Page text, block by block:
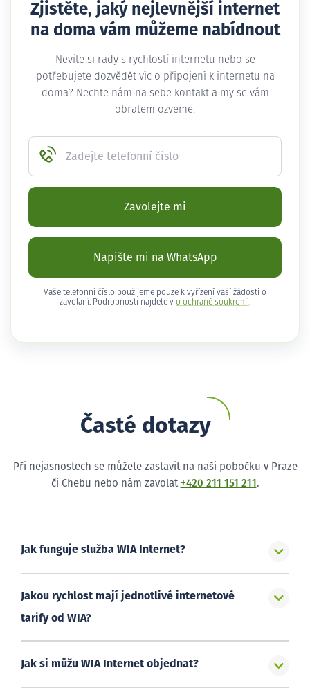
Zjistěte, jaký nejlevnější internet
na doma vám můžeme nabídnout
Nevíte si rady s rychlostí internetu nebo se
potřebujete dozvědět víc o připojení k internetu na
doma? Nechte nám na sebe kontakt a my se vám
obratem ozveme.
Zadejte telefonní číslo
Zavolejte mi
Napište mi na WhatsApp
Vaše telefonní číslo použijeme pouze k vyřízení vaší žádosti o
zavolání. Podrobnosti najdete v o ochraně soukromí .
Časté dotazy
Při nejasnostech se můžete zastavit na naši pobočku v Praze
či Chebu nebo nám zavolat +420 211 151 211 .
Jak funguje služba WIA Internet?
Jakou rychlost mají jednotlivé internetové
tarify od WIA?
Jak si můžu WIA Internet objednat?